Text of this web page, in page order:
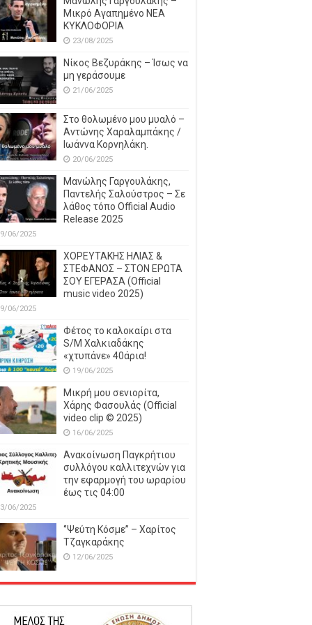
Μικρό Αγαπημένο NEΑ
ΚΥΚΛΟΦΟΡΙΑ
23/08/2025
Νίκος Βεζυράκης – Ίσως να
μη γεράσουμε
21/06/2025
Στο θολωμένο μου μυαλό –
Αντώνης Χαραλαμπάκης /
Ιωάννα Κορνηλάκη.
20/06/2025
Μανώλης Γαργουλάκης,
Παντελής Σαλούστρος – Σε
λάθος τόπο Official Audio
Release 2025
06/2025
ΧΟΡΕΥΤΑΚΗΣ ΗΛΙΑΣ &
ΣΤΕΦΑΝΟΣ – ΣΤΟΝ ΕΡΩΤΑ
ΣΟΥ ΕΓΕΡΑΣΑ (Official
music video 2025)
06/2025
Φέτος το καλοκαίρι στα
S/M Χαλκιαδάκης
«χτυπάνε» 40άρια!
19/06/2025
Μικρή μου σενιορίτα,
Χάρης Φασουλάς (Official
video clip © 2025)
16/06/2025
Ανακοίνωση Παγκρήτιου
συλλόγου καλλιτεχνών για
την εφαρμογή του ωραρίου
έως τις 04:00
06/2025
‘’Ψεύτη Κόσμε’’ – Χαρίτος
Τζαγκαράκης
12/06/2025